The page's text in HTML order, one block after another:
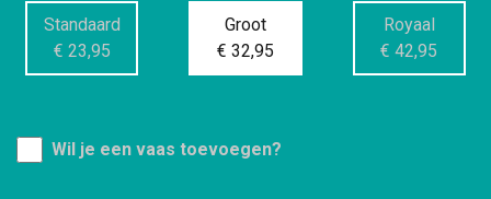
Standaard
€ 23,95
Groot
€ 32,95
Royaal
€ 42,95
Wil je een vaas toevoegen?